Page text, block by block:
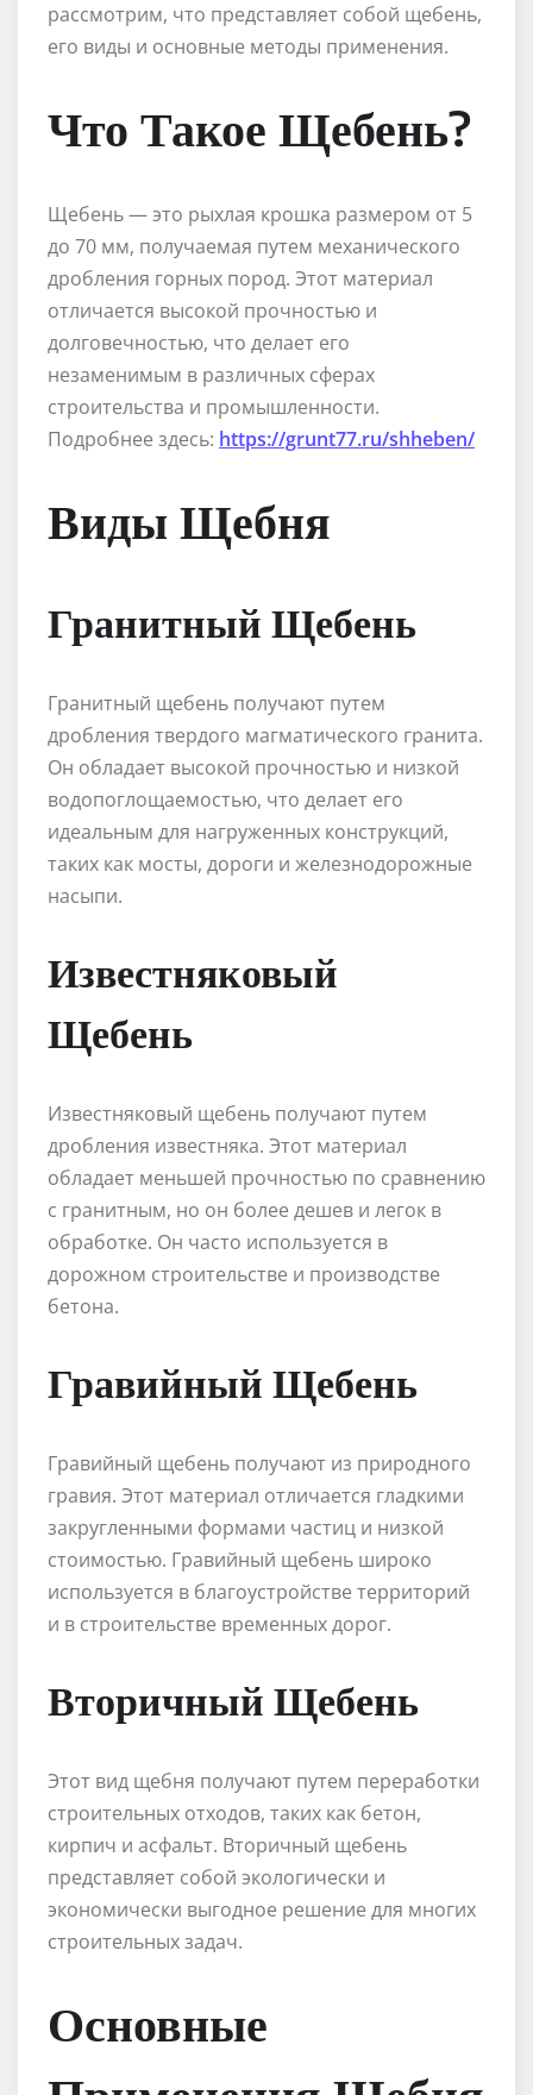
рассмотрим, что представляет собой щебень,
его виды и основные методы применения.
Что Такое Щебень?
Щебень — это рыхлая крошка размером от 5
до 70 мм, получаемая путем механического
дробления горных пород. Этот материал
отличается высокой прочностью и
долговечностью, что делает его
незаменимым в различных сферах
строительства и промышленности.
Подробнее здесь: https://grunt77.ru/shheben/
Виды Щебня
Гранитный Щебень
Гранитный щебень получают путем
дробления твердого магматического гранита.
Он обладает высокой прочностью и низкой
водопоглощаемостью, что делает его
идеальным для нагруженных конструкций,
таких как мосты, дороги и железнодорожные
насыпи.
Известняковый
Щебень
Известняковый щебень получают путем
дробления известняка. Этот материал
обладает меньшей прочностью по сравнению
с гранитным, но он более дешев и легок в
обработке. Он часто используется в
дорожном строительстве и производстве
бетона.
Гравийный Щебень
Гравийный щебень получают из природного
гравия. Этот материал отличается гладкими
закругленными формами частиц и низкой
стоимостью. Гравийный щебень широко
используется в благоустройстве территорий
и в строительстве временных дорог.
Вторичный Щебень
Этот вид щебня получают путем переработки
строительных отходов, таких как бетон,
кирпич и асфальт. Вторичный щебень
представляет собой экологически и
экономически выгодное решение для многих
строительных задач.
Основные